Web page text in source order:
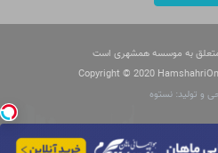
به موسسه همشهری است
Copyright © 2020
و تولید: نستوه